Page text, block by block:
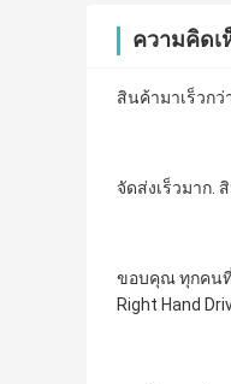
ความคิดเ
สินค้ามาเร็วกว่
จัดส่งเร็วมาก.
ขอบคุณ ทุกคนที่
Right Hand